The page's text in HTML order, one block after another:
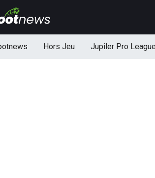
Hors Jeu Jupiler Pro